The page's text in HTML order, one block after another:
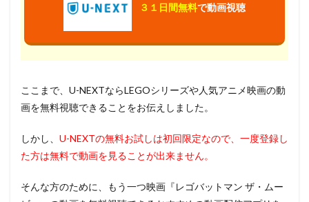
３１日間無料で動画視聴
ここまで、U-NEXTならLEGOシリーズや人気アニメ映画の動
画を無料視聴できることをお伝えしました。
しかし、 U-NEXTの無料お試しは初回限定なので、一度登録し
た方は無料で動画を見ることが出来ません。
そんな方のために、もう一つ映画『レゴバットマン ザ・ムー